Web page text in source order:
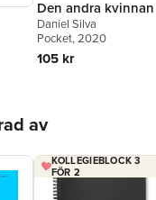
Den andra kvinnan
Daniel Silva
Pocket, 2020
105 kr
av
KOLLEGIEBLOCK 3
FÖR 2